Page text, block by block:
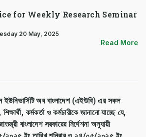
for Weekly Research Seminar
20 May, 2025
Read More
ইউনিভার্সিটি অব বাংলাদেশ (এইউবি) এর সকল
কর্মকর্তা ও কর্মচারীকে জানানো যাচ্ছে যে,
বাংলাদেশ সরকারের নির্দেশনা অনুযায়ী